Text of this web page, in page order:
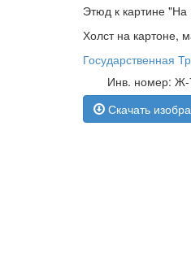
Этюд к картине
Холст на картоне,
Государственная
Инв. номер: Ж-
Скачать